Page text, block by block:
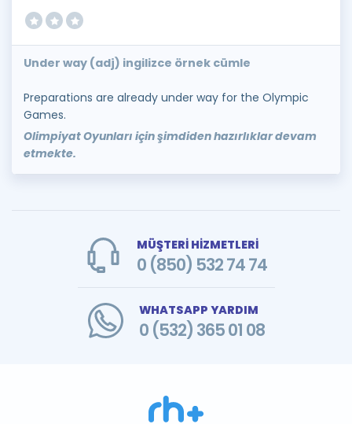
Under way (adj) ingilizce örnek cümle
Preparations are already under way for the Olympic
Games.
Olimpiyat Oyunları için şimdiden hazırlıklar devam
etmekte.
MÜŞTERİ HİZMETLERİ
0 (850) 532 74 74
WHATSAPP YARDIM
0 (532) 365 01 08